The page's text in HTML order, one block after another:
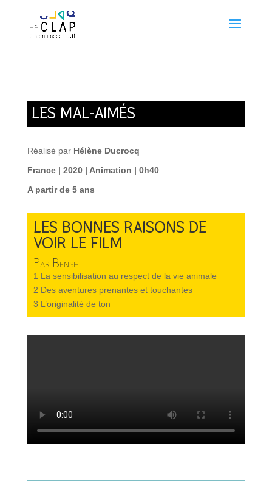
LES MAL-AIMÉS
Réalisé par Hélène Ducrocq
France | 2020 | Animation | 0h40
A partir de 5 ans
LES BONNES RAISONS DE
VOIR LE FILM
Par Benshi
1 La sensibilisation au respect de la vie animale
2 Des aventures prenantes et touchantes
3 L’originalité de ton